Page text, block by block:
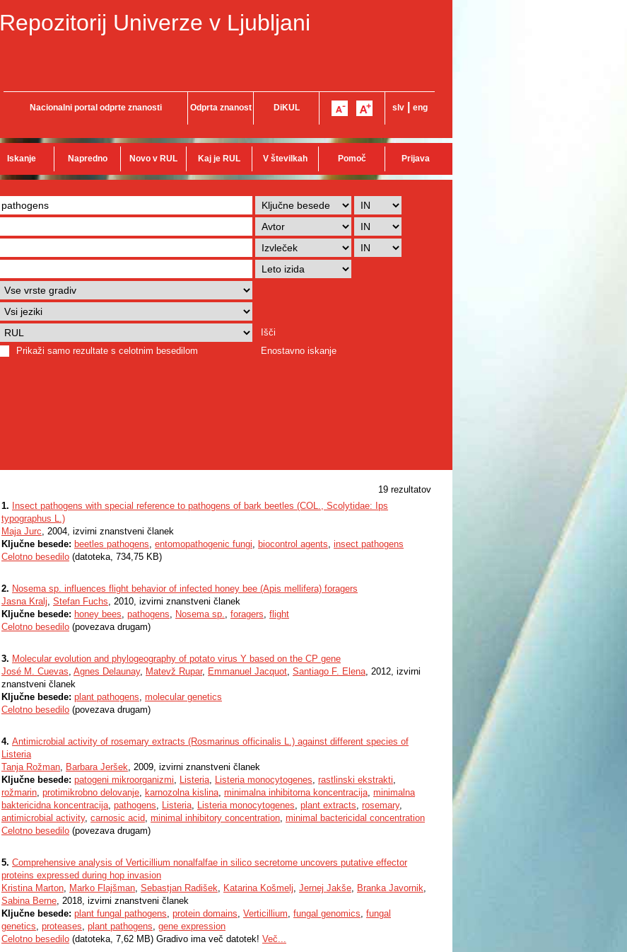
Repozitorij Univerze v Ljubljani
Nacionalni portal odprte znanosti Odprta znanost DiKUL slv eng
Iskanje Napredno Novo v RUL Kaj je RUL V številkah Pomoč Prijava
Išči
Prikaži samo rezultate s celotnim besedilom
Enostavno iskanje
19 rezultatov
1. Insect pathogens with special reference to pathogens of bark beetles (COL., Scolytidae: Ips
typographus L.)
Maja Jurc, 2004, izvirni znanstveni članek
Ključne besede: beetles pathogens, entomopathogenic fungi, biocontrol agents, insect pathogens
Celotno besedilo (datoteka, 734,75 KB)
2. Nosema sp. influences flight behavior of infected honey bee (Apis mellifera) foragers
Jasna Kralj, Stefan Fuchs, 2010, izvirni znanstveni članek
Ključne besede: honey bees, pathogens, Nosema sp., foragers, flight
Celotno besedilo (povezava drugam)
3. Molecular evolution and phylogeography of potato virus Y based on the CP gene
José M. Cuevas, Agnes Delaunay, Matevž Rupar, Emmanuel Jacquot, Santiago F. Elena, 2012, izvirni
znanstveni članek
Ključne besede: plant pathogens, molecular genetics
Celotno besedilo (povezava drugam)
4. Antimicrobial activity of rosemary extracts (Rosmarinus officinalis L.) against different species of
Listeria
Tanja Rožman, Barbara Jeršek, 2009, izvirni znanstveni članek
Ključne besede: patogeni mikroorganizmi, Listeria, Listeria monocytogenes, rastlinski ekstrakti,
rožmarin, protimikrobno delovanje, karnozolna kislina, minimalna inhibitorna koncentracija, minimalna
baktericidna koncentracija, pathogens, Listeria, Listeria monocytogenes, plant extracts, rosemary,
antimicrobial activity, carnosic acid, minimal inhibitory concentration, minimal bactericidal concentration
Celotno besedilo (povezava drugam)
5. Comprehensive analysis of Verticillium nonalfalfae in silico secretome uncovers putative effector
proteins expressed during hop invasion
Kristina Marton, Marko Flajšman, Sebastjan Radišek, Katarina Košmelj, Jernej Jakše, Branka Javornik,
Sabina Berne, 2018, izvirni znanstveni članek
Ključne besede: plant fungal pathogens, protein domains, Verticillium, fungal genomics, fungal
genetics, proteases, plant pathogens, gene expression
Celotno besedilo (datoteka, 7,62 MB) Gradivo ima več datotek! Več...